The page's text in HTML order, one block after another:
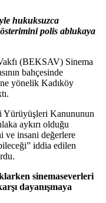
hukuksuzca
polis ablukaya
(BEKSAV) Sinema
bahçesinde
yönelik Kadıköy
Yürüyüşleri Kanununun
aykırı olduğu
ve insani değerlere
iddia edilen
sinemaseverleri
dayanışmaya